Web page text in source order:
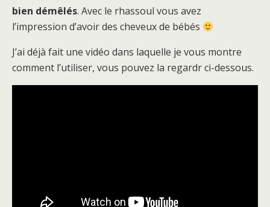
bien démêlés. Avec le rhassoul vous avez
l’impression d’avoir des cheveux de bébés
J’ai déjà fait une vidéo dans laquelle je vous montre
comment l’utiliser, vous pouvez la regardr ci-dessous.